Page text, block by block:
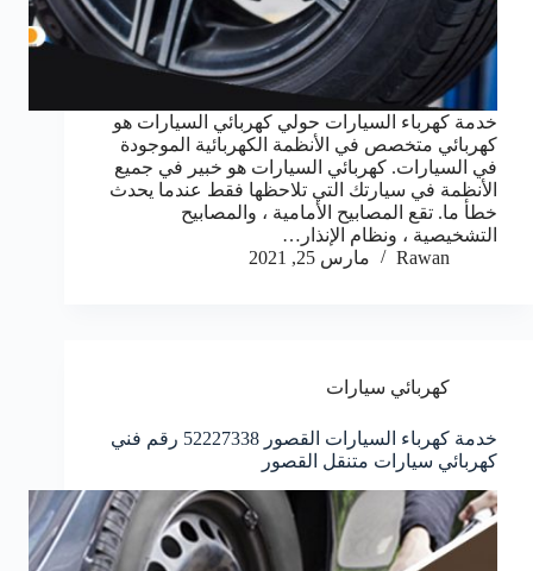
خدمة كهرباء السيارات حولي كهربائي السيارات هو
كهربائي متخصص في الأنظمة الكهربائية الموجودة
في السيارات. كهربائي السيارات هو خبير في جميع
الأنظمة في سيارتك التي تلاحظها فقط عندما يحدث
خطأ ما. تقع المصابيح الأمامية ، والمصابيح
التشخيصية ، ونظام الإنذار…
Rawan
مارس 25, 2021
كهربائي سيارات
خدمة كهرباء السيارات القصور 52227338 رقم فني
كهربائي سيارات متنقل القصور